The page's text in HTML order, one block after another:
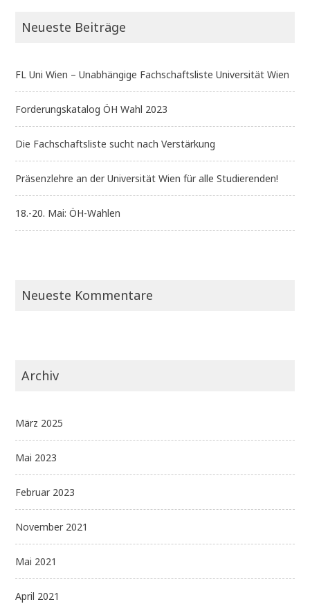
Neueste Beiträge
FL Uni Wien – Unabhängige Fachschaftsliste Universität Wien
Forderungskatalog ÖH Wahl 2023
Die Fachschaftsliste sucht nach Verstärkung
Präsenzlehre an der Universität Wien für alle Studierenden!
18.-20. Mai: ÖH-Wahlen
Neueste Kommentare
Archiv
März 2025
Mai 2023
Februar 2023
November 2021
Mai 2021
April 2021